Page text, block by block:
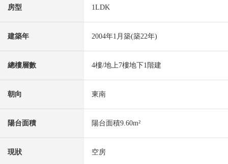
房型 1LDK
建築年 2004年1月築(築22年)
總樓層數 4樓/地上7樓地下1階建
朝向 東南
陽台面積 陽台面積9.60m²
現狀 空房